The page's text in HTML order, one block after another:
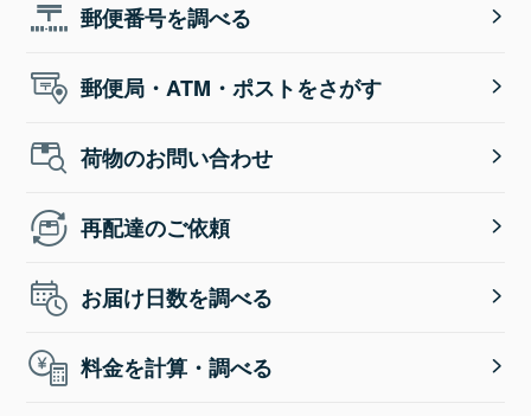
郵便番号を調べる
郵便局・ATM・ポストをさがす
荷物のお問い合わせ
再配達のご依頼
お届け日数を調べる
料金を計算・調べる